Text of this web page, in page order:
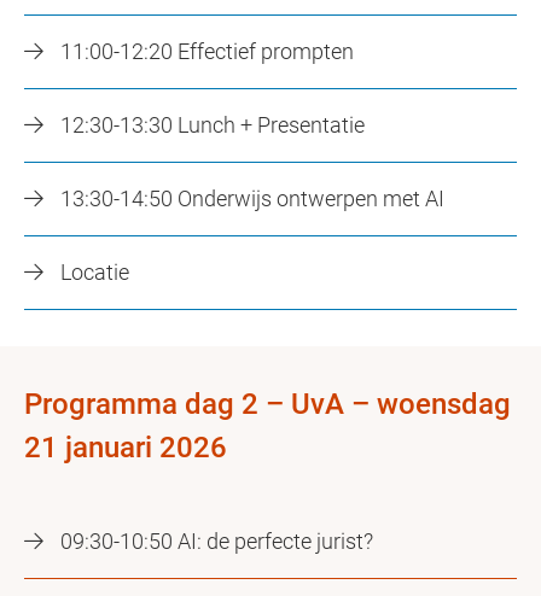
11:00-12:20 Effectief prompten
12:30-13:30 Lunch + Presentatie
13:30-14:50 Onderwijs ontwerpen met AI
Locatie
Programma dag 2 – UvA – woensdag
21 januari 2026
09:30-10:50 AI: de perfecte jurist?